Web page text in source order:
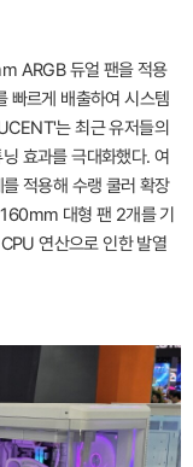
ARGB 듀얼 팬을 적용
빠르게 배출하여 시스템
는 최근 유저들의
효과를 극대화했다. 여
적용해 수랭 쿨러 확장
대형 팬 2개를 기
연산으로 인한 발열